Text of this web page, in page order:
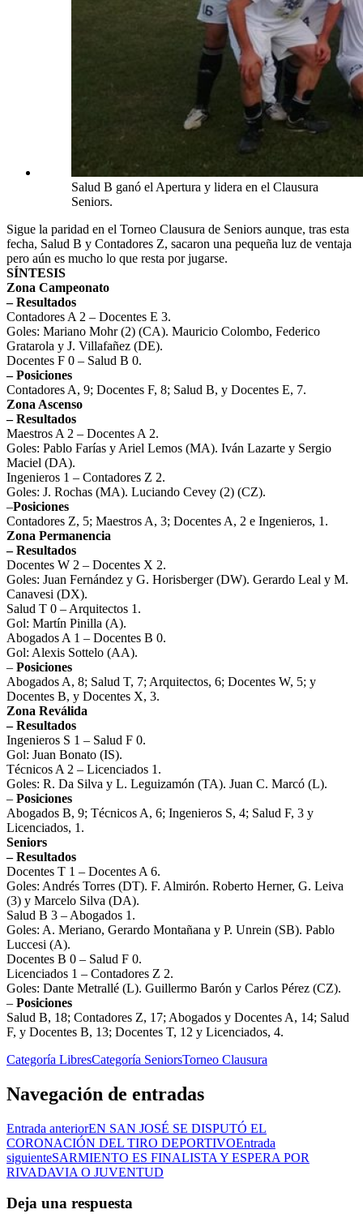
Salud B ganó el Apertura y lidera en el Clausura
Seniors.
Sigue la paridad en el Torneo Clausura de Seniors aunque, tras esta
fecha, Salud B y Contadores Z, sacaron una pequeña luz de ventaja
pero aún es mucho lo que resta por jugarse.
SÍNTESIS
Zona Campeonato
– Resultados
Contadores A 2 – Docentes E 3.
Goles: Mariano Mohr (2) (CA). Mauricio Colombo, Federico
Gratarola y J. Villafañez (DE).
Docentes F 0 – Salud B 0.
– Posiciones
Contadores A, 9; Docentes F, 8; Salud B, y Docentes E, 7.
Zona Ascenso
– Resultados
Maestros A 2 – Docentes A 2.
Goles: Pablo Farías y Ariel Lemos (MA). Iván Lazarte y Sergio
Maciel (DA).
Ingenieros 1 – Contadores Z 2.
Goles: J. Rochas (MA). Luciando Cevey (2) (CZ).
–Posiciones
Contadores Z, 5; Maestros A, 3; Docentes A, 2 e Ingenieros, 1.
Zona Permanencia
– Resultados
Docentes W 2 – Docentes X 2.
Goles: Juan Fernández y G. Horisberger (DW). Gerardo Leal y M.
Canavesi (DX).
Salud T 0 – Arquitectos 1.
Gol: Martín Pinilla (A).
Abogados A 1 – Docentes B 0.
Gol: Alexis Sottelo (AA).
– Posiciones
Abogados A, 8; Salud T, 7; Arquitectos, 6; Docentes W, 5; y
Docentes B, y Docentes X, 3.
Zona Reválida
– Resultados
Ingenieros S 1 – Salud F 0.
Gol: Juan Bonato (IS).
Técnicos A 2 – Licenciados 1.
Goles: R. Da Silva y L. Leguizamón (TA). Juan C. Marcó (L).
– Posiciones
Abogados B, 9; Técnicos A, 6; Ingenieros S, 4; Salud F, 3 y
Licenciados, 1.
Seniors
– Resultados
Docentes T 1 – Docentes A 6.
Goles: Andrés Torres (DT). F. Almirón. Roberto Herner, G. Leiva
(3) y Marcelo Silva (DA).
Salud B 3 – Abogados 1.
Goles: A. Meriano, Gerardo Montañana y P. Unrein (SB). Pablo
Luccesi (A).
Docentes B 0 – Salud F 0.
Licenciados 1 – Contadores Z 2.
Goles: Dante Metrallé (L). Guillermo Barón y Carlos Pérez (CZ).
– Posiciones
Salud B, 18; Contadores Z, 17; Abogados y Docentes A, 14; Salud
F, y Docentes B, 13; Docentes T, 12 y Licenciados, 4.
Categoría LibresCategoría SeniorsTorneo Clausura
Navegación de entradas
Entrada anteriorEN SAN JOSÉ SE DISPUTÓ EL
CORONACIÓN DEL TIRO DEPORTIVOEntrada
siguienteSARMIENTO ES FINALISTA Y ESPERA POR
RIVADAVIA O JUVENTUD
Deja una respuesta